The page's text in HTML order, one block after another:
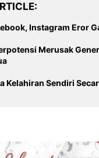
Instagram Eror
Merusak
Kelahiran Sendiri